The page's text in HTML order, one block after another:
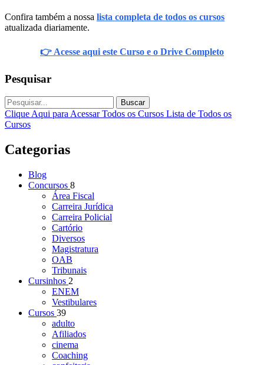
Confira também a nossa lista completa de todos os cursos
atualizada diariamente.
👉 Acesse aqui este Curso e o Drive Completo
Pesquisar
Buscar
Clique Aqui para Acessar Todos os Cursos Lista de Todos os
Cursos
Categorias
Blog
Concursos 8
Área Fiscal
Carreira Jurídica
Carreira Policial
Cartório
Diversos
Magistratura
OAB
Tribunais
Cursinhos 2
ENEM
Vestibulares
Cursos 39
adulto
Afiliados
cinema
Coaching